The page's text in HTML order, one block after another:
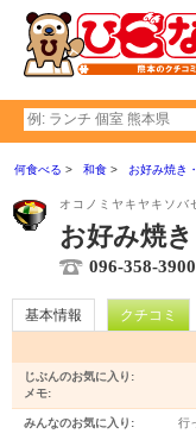
何食べる 和食 お好み焼き
オコノミヤキヤキソバ
お好み焼
096-358-3900
基本情報 クチコミ
じぶんのお気に入り:
メモ:
みんなのお気に入り: 行